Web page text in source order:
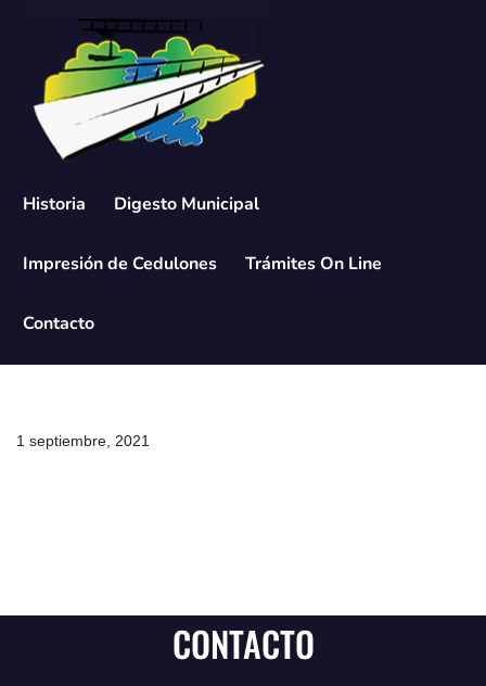
contenido
Historia Digesto Municipal
Impresión de Cedulones Trámites On Line
Contacto
1 septiembre, 2021
CONTACTO